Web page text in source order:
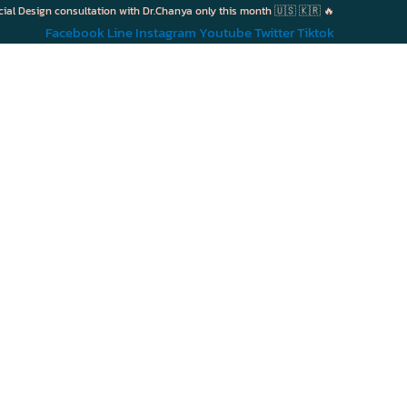
Design consultation with Dr.Chanya only this month 🇺🇸 🇰🇷 🔥
FacebookLineInstagram YoutubeTwitterTiktok